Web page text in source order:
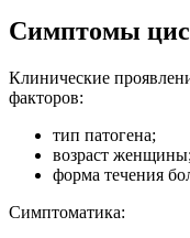
Симптомы
Клинические
факторов:
тип патогена;
возраст женщины;
форма течения
Симптоматика: